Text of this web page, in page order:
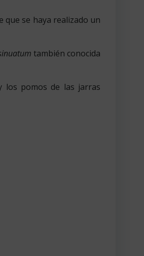
que se haya realizado un
también conocida
los pomos de las jarras